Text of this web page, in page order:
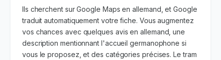
Ils cherchent sur Google Maps en allemand, et Google
traduit automatiquement votre fiche. Vous augmentez
vos chances avec quelques avis en allemand, une
description mentionnant l'accueil germanophone si
vous le proposez, et des catégories précises. Le tram